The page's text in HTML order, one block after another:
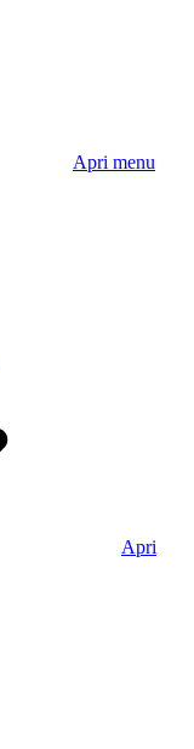
Apri menu
Apri